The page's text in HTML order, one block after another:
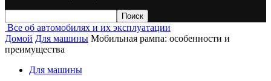
Все об автомобилях и их эксплуатации
Домой Для машины Мобильная рампа: особенности и
преимущества
Для машины